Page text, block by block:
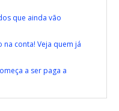
que ainda vão
na conta! Veja quem já
a ser paga a